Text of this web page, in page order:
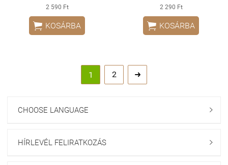
2 590 Ft
 KOSÁRBA
2 290 Ft
 KOSÁRBA
1 2 
CHOOSE LANGUAGE 
HÍRLEVÉL FELIRATKOZÁS 